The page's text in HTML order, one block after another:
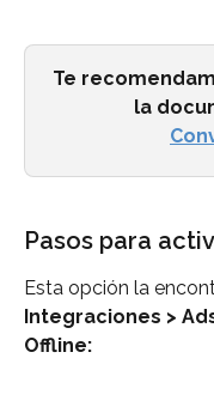
Te
la
Pasos para
Esta opción la
Integraciones >
Offline: